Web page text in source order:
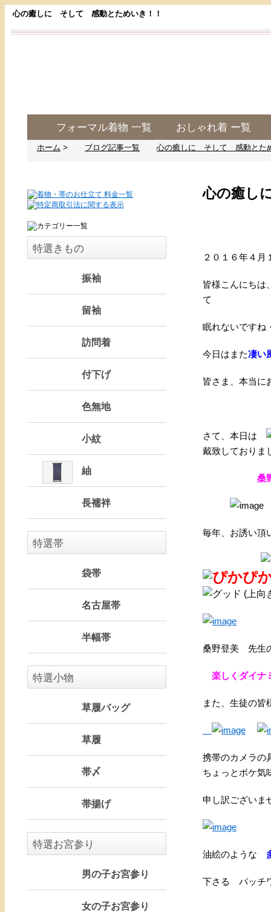
心の癒しに そして 感動とためいき！！
フォーマル着物 一覧 おしゃれ着 ー覧
ホーム > ブログ記事一覧 心の癒しに そして 感動とた
心の癒し
２０１６年４月
皆様こんにちは
て
眠れないです
今日はまた凄い
皆さま、本当に
さて、本日は
戴致しておりま
桑野パッ
毎年、お誘い頂
桑野登美 先生
楽しくダイナ
また、生徒の
携帯のカメラの
ちょっとボケ気
申し訳ございま
油絵のような
下さる パッチ
特選きもの
振袖
留袖
訪問着
付下げ
色無地
小紋
紬
長襦袢
特選帯
袋帯
名古屋帯
半幅帯
特選小物
草履バッグ
草履
帯〆
帯揚げ
特選お宮参り
男の子お宮参り
女の子お宮参り